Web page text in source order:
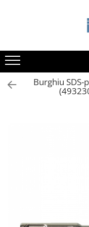
Materiale de constructii
Termoizolatii
Vata minerala
Burghiu